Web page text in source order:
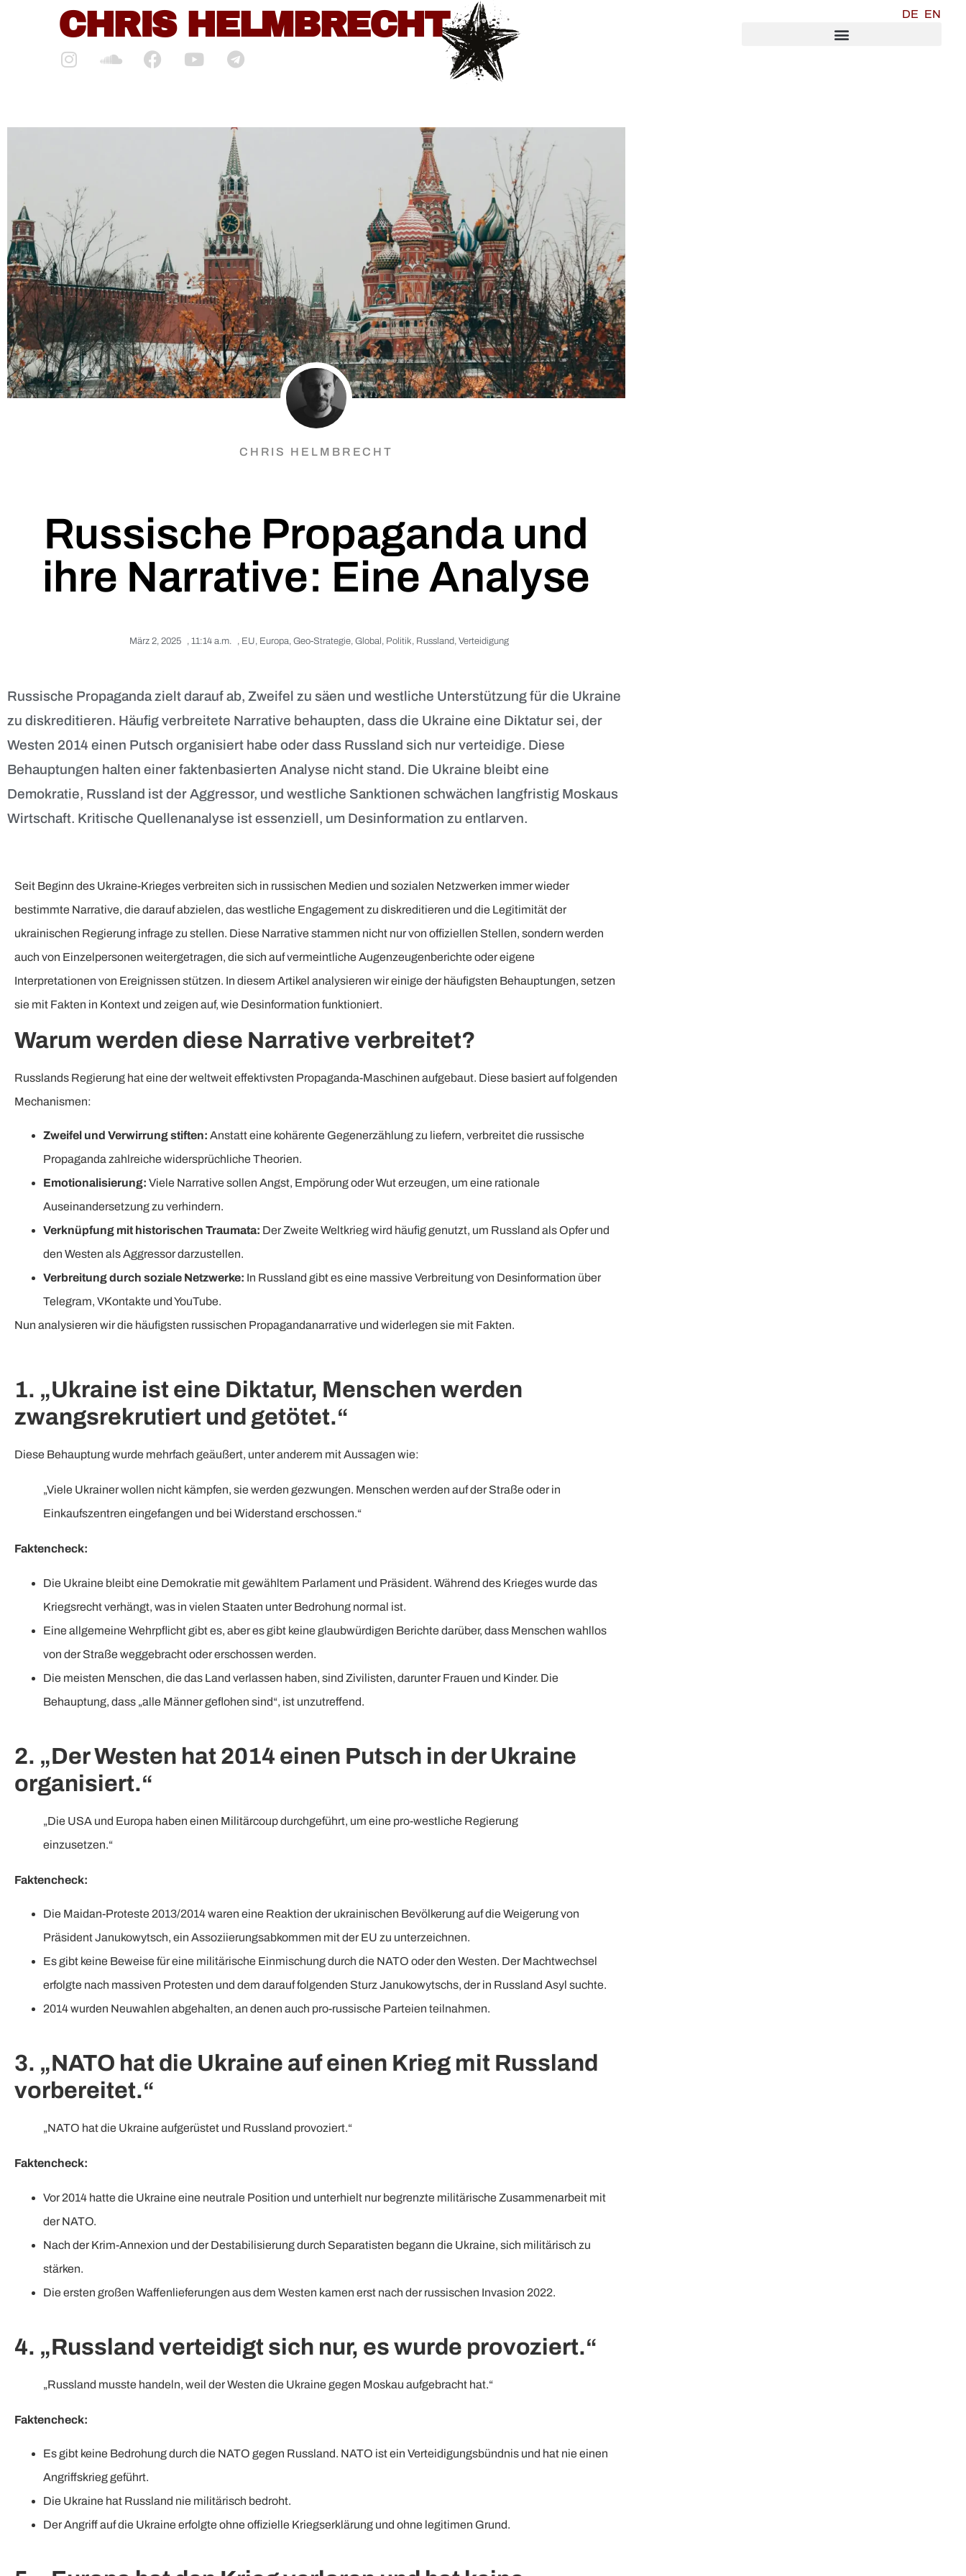
CHRIS HELMBRECHT DE EN
CHRIS HELMBRECHT
Russische Propaganda und
ihre Narrative: Eine Analyse
März 2, 2025 , 11:14 a.m. , EU, Europa, Geo-Strategie, Global , Politik, Russland, Verteidigung
Russische Propaganda zielt darauf ab, Zweifel zu säen und westliche Unterstützung für die Ukraine
zu diskreditieren. Häufig verbreitete Narrative behaupten, dass die Ukraine eine Diktatur sei, der
Westen 2014 einen Putsch organisiert habe oder dass Russland sich nur verteidige. Diese
Behauptungen halten einer faktenbasierten Analyse nicht stand. Die Ukraine bleibt eine
Demokratie, Russland ist der Aggressor, und westliche Sanktionen schwächen langfristig Moskaus
Wirtschaft. Kritische Quellenanalyse ist essenziell, um Desinformation zu entlarven.
Seit Beginn des Ukraine-Krieges verbreiten sich in russischen Medien und sozialen Netzwerken immer wieder
bestimmte Narrative, die darauf abzielen, das westliche Engagement zu diskreditieren und die Legitimität der
ukrainischen Regierung infrage zu stellen. Diese Narrative stammen nicht nur von offiziellen Stellen, sondern werden
auch von Einzelpersonen weitergetragen, die sich auf vermeintliche Augenzeugenberichte oder eigene
Interpretationen von Ereignissen stützen. In diesem Artikel analysieren wir einige der häufigsten Behauptungen, setzen
sie mit Fakten in Kontext und zeigen auf, wie Desinformation funktioniert.
Warum werden diese Narrative verbreitet?
Russlands Regierung hat eine der weltweit effektivsten Propaganda-Maschinen aufgebaut. Diese basiert auf folgenden
Mechanismen:
Zweifel und Verwirrung stiften: Anstatt eine kohärente Gegenerzählung zu liefern, verbreitet die russische
Propaganda zahlreiche widersprüchliche Theorien.
Emotionalisierung: Viele Narrative sollen Angst, Empörung oder Wut erzeugen, um eine rationale
Auseinandersetzung zu verhindern.
Verknüpfung mit historischen Traumata: Der Zweite Weltkrieg wird häufig genutzt, um Russland als Opfer und
den Westen als Aggressor darzustellen.
Verbreitung durch soziale Netzwerke: In Russland gibt es eine massive Verbreitung von Desinformation über
Telegram, VKontakte und YouTube.
Nun analysieren wir die häufigsten russischen Propagandanarrative und widerlegen sie mit Fakten.
1. „Ukraine ist eine Diktatur, Menschen werden
zwangsrekrutiert und getötet.“
Diese Behauptung wurde mehrfach geäußert, unter anderem mit Aussagen wie:
„Viele Ukrainer wollen nicht kämpfen, sie werden gezwungen. Menschen werden auf der Straße oder in
Einkaufszentren eingefangen und bei Widerstand erschossen.“
Faktencheck:
Die Ukraine bleibt eine Demokratie mit gewähltem Parlament und Präsident. Während des Krieges wurde das
Kriegsrecht verhängt, was in vielen Staaten unter Bedrohung normal ist.
Eine allgemeine Wehrpflicht gibt es, aber es gibt keine glaubwürdigen Berichte darüber, dass Menschen wahllos
von der Straße weggebracht oder erschossen werden.
Die meisten Menschen, die das Land verlassen haben, sind Zivilisten, darunter Frauen und Kinder. Die
Behauptung, dass „alle Männer geflohen sind“, ist unzutreffend.
2. „Der Westen hat 2014 einen Putsch in der Ukraine
organisiert.“
„Die USA und Europa haben einen Militärcoup durchgeführt, um eine pro-westliche Regierung
einzusetzen.“
Faktencheck:
Die Maidan-Proteste 2013/2014 waren eine Reaktion der ukrainischen Bevölkerung auf die Weigerung von
Präsident Janukowytsch, ein Assoziierungsabkommen mit der EU zu unterzeichnen.
Es gibt keine Beweise für eine militärische Einmischung durch die NATO oder den Westen. Der Machtwechsel
erfolgte nach massiven Protesten und dem darauf folgenden Sturz Janukowytschs, der in Russland Asyl suchte.
2014 wurden Neuwahlen abgehalten, an denen auch pro-russische Parteien teilnahmen.
3. „NATO hat die Ukraine auf einen Krieg mit Russland
vorbereitet.“
„NATO hat die Ukraine aufgerüstet und Russland provoziert.“
Faktencheck:
Vor 2014 hatte die Ukraine eine neutrale Position und unterhielt nur begrenzte militärische Zusammenarbeit mit
der NATO.
Nach der Krim-Annexion und der Destabilisierung durch Separatisten begann die Ukraine, sich militärisch zu
stärken.
Die ersten großen Waffenlieferungen aus dem Westen kamen erst nach der russischen Invasion 2022.
4. „Russland verteidigt sich nur, es wurde provoziert.“
„Russland musste handeln, weil der Westen die Ukraine gegen Moskau aufgebracht hat.“
Faktencheck:
Es gibt keine Bedrohung durch die NATO gegen Russland. NATO ist ein Verteidigungsbündnis und hat nie einen
Angriffskrieg geführt.
Die Ukraine hat Russland nie militärisch bedroht.
Der Angriff auf die Ukraine erfolgte ohne offizielle Kriegserklärung und ohne legitimen Grund.